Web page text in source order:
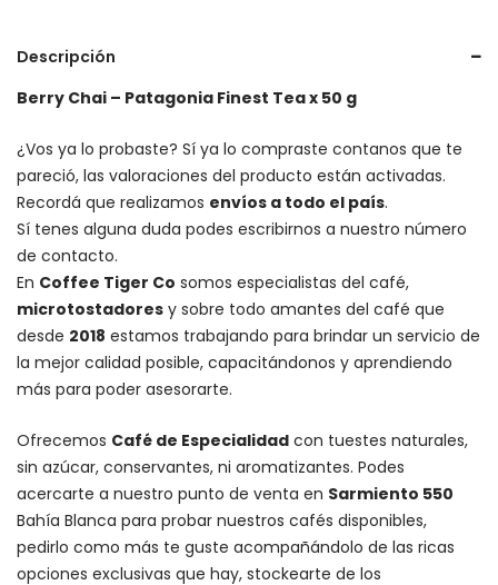
Descripción
Berry Chai – Patagonia Finest Tea x 50 g
¿Vos ya lo probaste? Sí ya lo compraste contanos que te
pareció, las valoraciones del producto están activadas.
Recordá que realizamos envíos a todo el país.
Sí tenes alguna duda podes escribirnos a nuestro número
de contacto.
En Coffee Tiger Co somos especialistas del café,
microtostadores y sobre todo amantes del café que
desde 2018 estamos trabajando para brindar un servicio de
la mejor calidad posible, capacitándonos y aprendiendo
más para poder asesorarte.
Ofrecemos Café de Especialidad con tuestes naturales,
sin azúcar, conservantes, ni aromatizantes. Podes
acercarte a nuestro punto de venta en Sarmiento 550
Bahía Blanca para probar nuestros cafés disponibles,
pedirlo como más te guste acompañándolo de las ricas
opciones exclusivas que hay, stockearte de los